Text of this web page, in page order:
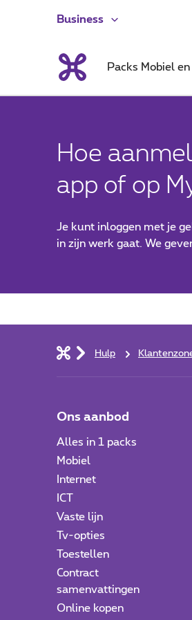
Business
Packs Mobiel
Hoe
app of op
Je kunt inloggen met je
in zijn werk gaat. We
Hulp
Ons aanbod
Alles in 1 packs
Mobiel
Internet
ICT
Vaste lijn
Tv-opties
Toestellen
Contract
samenvattingen
Online kopen